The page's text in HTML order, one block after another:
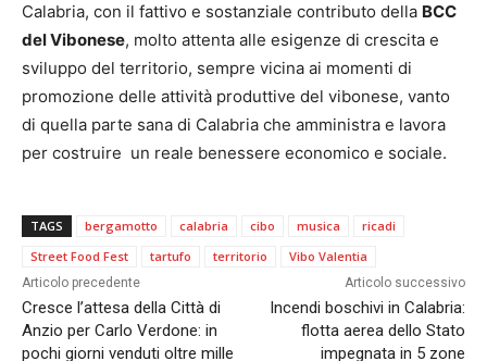
Calabria, con il fattivo e sostanziale contributo della BCC
del Vibonese, molto attenta alle esigenze di crescita e
sviluppo del territorio, sempre vicina ai momenti di
promozione delle attività produttive del vibonese, vanto
di quella parte sana di Calabria che amministra e lavora
per costruire un reale benessere economico e sociale.
TAGS bergamotto calabria cibo musica
ricadi
Street Food Fest
tartufo territorio Vibo Valentia
Articolo precedente
Cresce l’attesa della Città di
Anzio per Carlo Verdone: in
pochi giorni venduti oltre mille
Articolo successivo
Incendi boschivi in Calabria:
flotta aerea dello Stato
impegnata in 5 zone